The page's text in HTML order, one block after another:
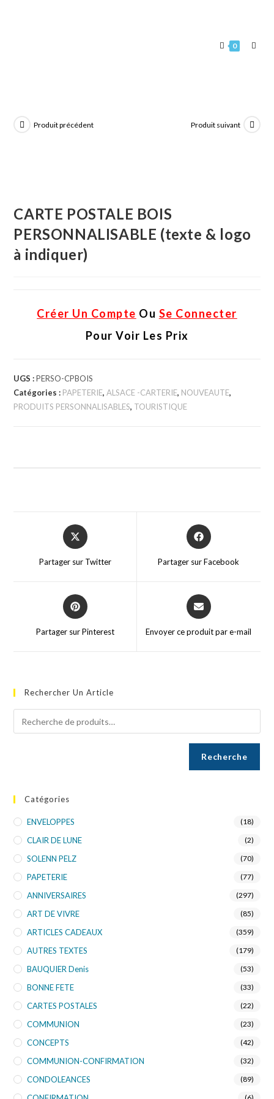
0
Produit précédent Produit suivant
CARTE POSTALE BOIS
PERSONNALISABLE (texte & logo
à indiquer)
Créer Un Compte Ou Se Connecter
Pour Voir Les Prix
UGS :PERSO-CPBOIS
Catégories : PAPETERIE,ALSACE -CARTERIE, NOUVEAUTE,
PRODUITS PERSONNALISABLES, TOURISTIQUE
Partager sur Twitter Partager sur Facebook
Partager sur Pinterest Envoyer ce produit par e-mail
Rechercher Un Article
Recherche
Catégories
ENVELOPPES (18)
CLAIR DE LUNE (2)
SOLENN PELZ (70)
PAPETERIE (77)
ANNIVERSAIRES (297)
ART DE VIVRE (85)
ARTICLES CADEAUX (359)
AUTRES TEXTES (179)
BAUQUIER Denis (53)
BONNE FETE (33)
CARTES POSTALES (22)
COMMUNION (23)
CONCEPTS (42)
COMMUNION-CONFIRMATION (32)
CONDOLEANCES (89)